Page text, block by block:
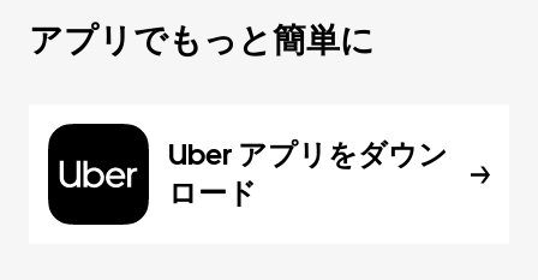
アプリでもっと簡単に
Uber アプリをダウン
ロード